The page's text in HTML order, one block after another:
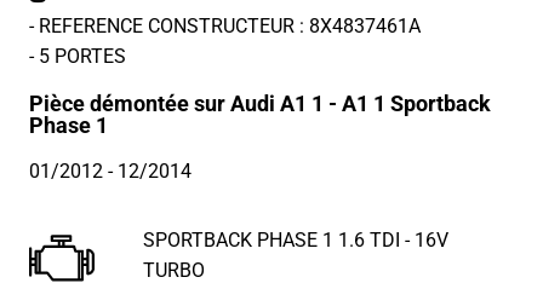
- REFERENCE CONSTRUCTEUR : 8X4837461A
- 5 PORTES
Pièce démontée sur Audi A1 1 - A1 1 Sportback
Phase 1
01/2012- 12/2014
SPORTBACK PHASE 1 1.6 TDI - 16V
TURBO